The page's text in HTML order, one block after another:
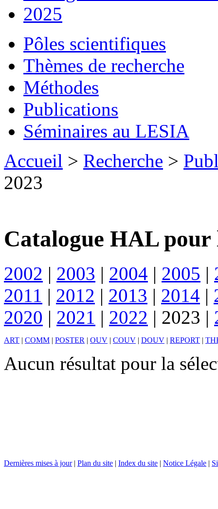
2025
Pôles scientifiques
Thèmes de recherche
Méthodes
Publications
Séminaires au LESIA
Accueil > Recherche >
2023
Catalogue HAL pour
2002 | 2003 | 2004 | 2005 |
2011 | 2012 | 2013 | 2014 |
2020 | 2021 | 2022 | 2023 |
ART | COMM | POSTER | OUV | COUV | DOUV | REPORT |
Aucun résultat pour la
Dernières mises à jour| Plan du site | Index du site | Notice Légale |